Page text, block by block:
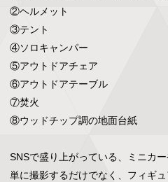
②ヘルメット
③テント
④ソロキャンパー
⑤アウトドアチェア
⑥アウトドアテーブル
⑦焚火
⑧ウッドチップ調の地面台紙
SNSで盛り上がっている、ミニカ
単に撮影するだけでなく、フィギ